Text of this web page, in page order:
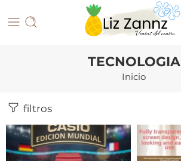
TECNOLOGIA
Inicio
filtros